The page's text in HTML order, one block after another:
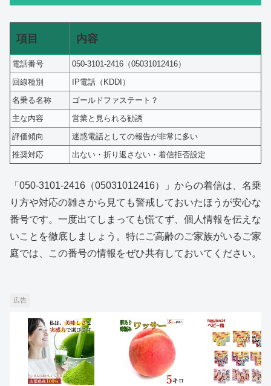
項目 内容
電話番号
050-3101-2416（05031012416）
回線種別
IP電話（KDDI）
名乗る名称
ゴールドファステート？
主な内容
営業と見られる勧誘
評価傾向
迷惑電話としての報告が非常に多い
推奨対応
出ない・折り返さない・着信拒否設定
「050-3101-2416（05031012416）」からの着信は、名乗
り方や対応の雑さから見ても警戒しておいたほうが安心な
番号です。一度出てしまっても慌てず、個人情報を伝えな
いことを徹底しましょう。特にご高齢のご家族がいるご家
庭では、この番号の情報をぜひ共有しておいてください。
広告